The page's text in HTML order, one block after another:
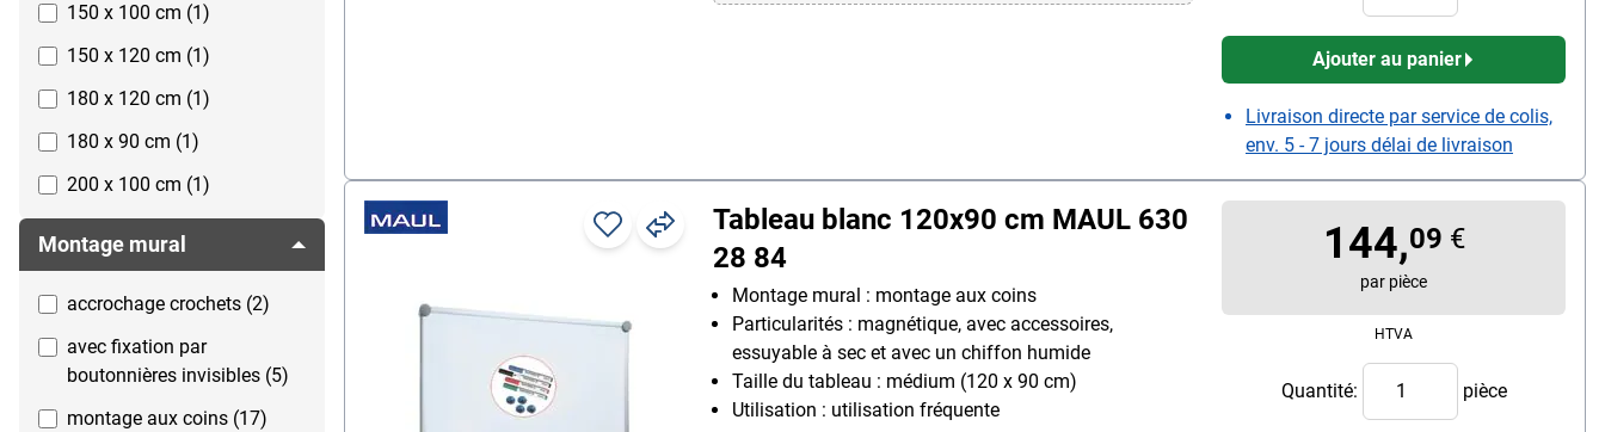
150 x 100 cm (1)
150 x 120 cm (1)
180 x 120 cm (1)
180 x 90 cm (1)
200 x 100 cm (1)
Montage mural
accrochage crochets (2)
avec fixation par
boutonnières invisibles (5)
montage aux coins (17)
Ajouter au panier
Livraison directe par service de colis,
env. 5 - 7 jours délai de livraison
Tableau blanc 120x90 cm MAUL 630
28 84
Montage mural : montage aux coins
Particularités : magnétique, avec accessoires,
essuyable à sec et avec un chiffon humide
Taille du tableau : médium (120 x 90 cm)
Utilisation : utilisation fréquente
144,09 €
par pièce
HTVA
Quantité: pièce